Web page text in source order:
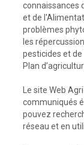
connaissances
et de
problèmes
les
pesticides et
Plan
Le site Web
communiqués
pouvez
réseau et en